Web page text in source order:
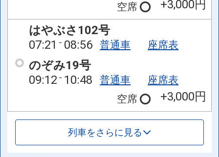
空席
+3,000円
はやぶさ102号
07:21
08:56 普通車 座席表
のぞみ19号
09:12 10:48 普通車
座席表
空席
+3,000円
列車をさらに見る